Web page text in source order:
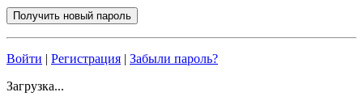
Войти | Регистрация | Забыли пароль?
Загрузка...